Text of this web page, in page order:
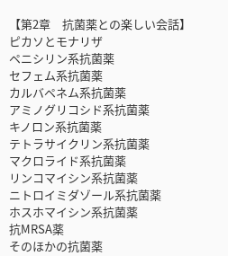
【第2章 抗菌薬との楽しい会話】
ピカソとモナリザ
ペニシリン系抗菌薬
セフェム系抗菌薬
カルバペネム系抗菌薬
アミノグリコシド系抗菌薬
キノロン系抗菌薬
テトラサイクリン系抗菌薬
マクロライド系抗菌薬
リンコマイシン系抗菌薬
ニトロイミダゾール系抗菌薬
ホスホマイシン系抗菌薬
抗MRSA薬
そのほかの抗菌薬